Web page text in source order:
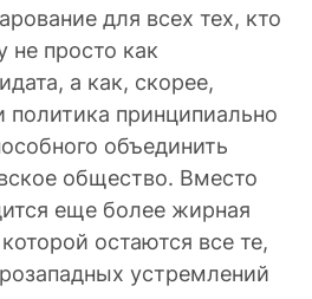
для всех тех, кто
не просто как
а как, скорее,
принципиально
объединить
общество. Вместо
еще более жирная
остаются все те,
устремлений